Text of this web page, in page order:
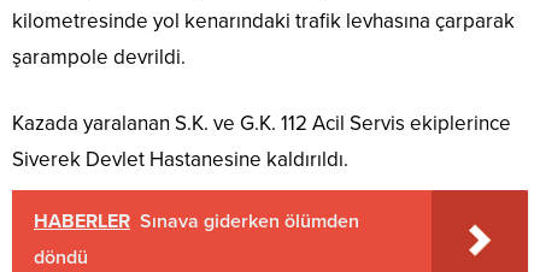
kilometresinde yol kenarındaki trafik levhasına çarparak
şarampole devrildi.
Kazada yaralanan S.K. ve G.K. 112 Acil Servis ekiplerince
Siverek Devlet Hastanesine kaldırıldı.
HABERLER Sınava giderken ölümden
döndü